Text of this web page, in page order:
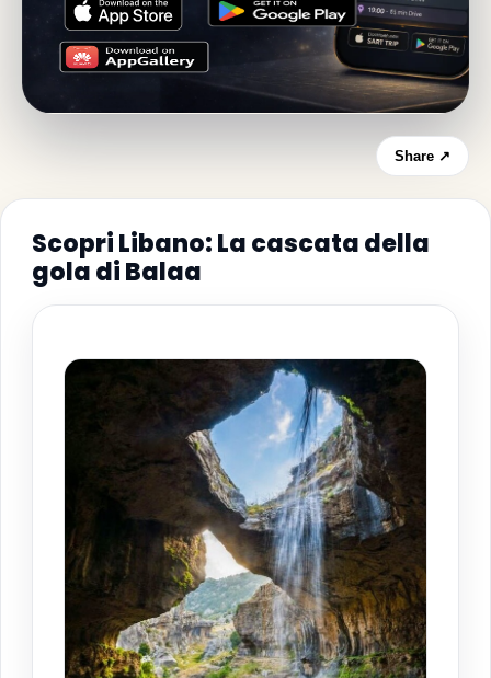
Share ↗
Scopri Libano: La cascata della
gola di Balaa